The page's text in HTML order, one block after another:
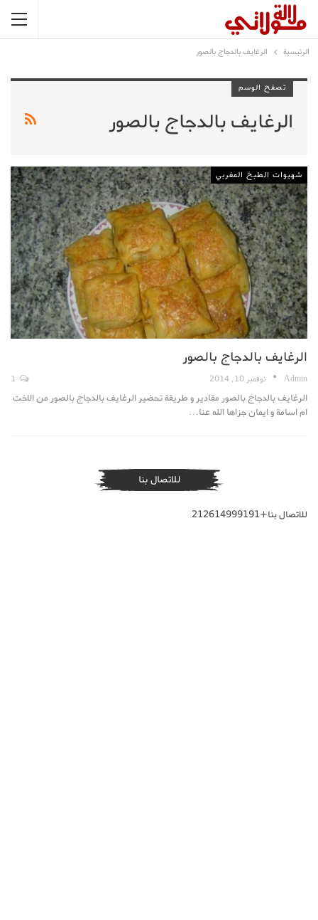
الرئيسية الرغايف بالدجاج بالصور
تصفح الوسم
الرغايف بالدجاج بالصور
شهيوات الطبخ المغربي
الرغايف بالدجاج بالصور
Admin نوفمبر 10, 2014
الرغايف بالدجاج بالصور مقادير و طريقة تحضير الرغايف بالدجاج بالصور من الاخت
ام اسامة و ايمان جزاها الله عنا…
للاتصال بنا
للاتصال بنا+212614999191